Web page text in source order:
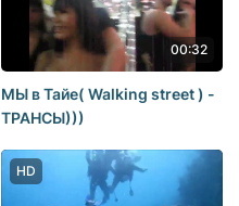
00:32
МЫ в Тайе( Walking street ) -
ТРАНСЫ)))
HD